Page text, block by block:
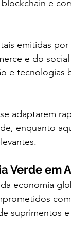
e
emitidas por
e do
e tecnologias
adaptarem
enquanto
Verde em
economia
suprimentos